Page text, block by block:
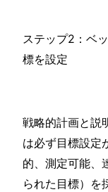
ステップ2：ベ
標を設定
戦略的計画と
は必ず目標設定
的、測定可能、
られた目標）を